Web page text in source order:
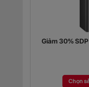
Giảm 30%
Chọn